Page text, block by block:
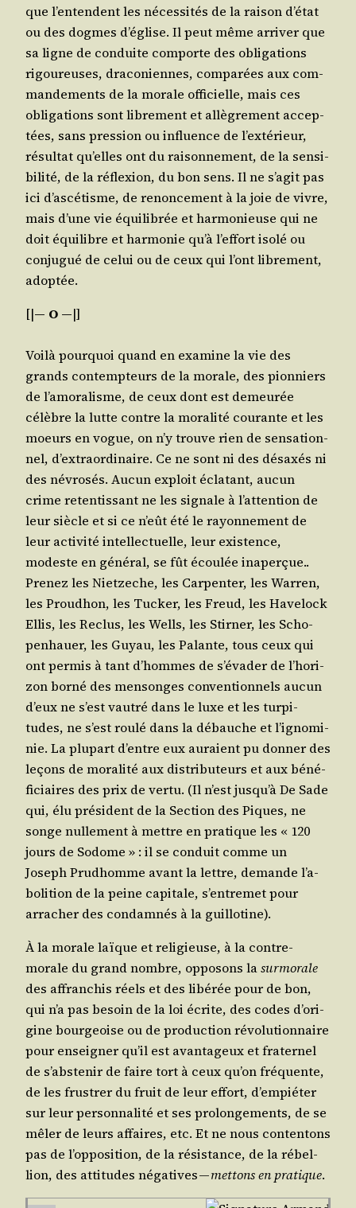
que l’en­tendent les néces­si­tés de la rai­son d’é­tat
ou des dogmes d’é­glise. Il peut même arri­ver que
sa ligne de conduite com­porte des obli­ga­tions
rigou­reuses, dra­co­niennes, com­pa­rées aux com­
man­de­ments de la morale offi­cielle, mais ces
obli­ga­tions sont libre­ment et allè­gre­ment accep­
tées, sans pres­sion ou influence de l’ex­té­rieur,
résul­tat qu’elles ont du rai­son­ne­ment, de la sen­si­
bi­li­té, de la réflexion, du bon sens. Il ne s’a­git pas
ici d’as­cé­tisme, de renon­ce­ment à la joie de vivre,
mais d’une vie équi­li­brée et har­mo­nieuse qui ne
doit équi­libre et har­mo­nie qu’à l’ef­fort iso­lé ou
conju­gué de celui ou de ceux qui l’ont libre­ment,
adoptée.
[|― O ―|]
Voi­là pour­quoi quand en exa­mine la vie des
grands contemp­teurs de la morale, des pion­niers
de l’a­mo­ra­lisme, de ceux dont est demeu­rée
célèbre la lutte contre la mora­li­té cou­rante et les
moeurs en vogue, on n’y trouve rien de sen­sa­tion­
nel, d’ex­tra­or­di­naire. Ce ne sont ni des désaxés ni
des névro­sés. Aucun exploit écla­tant, aucun
crime reten­tis­sant ne les signale à l’at­ten­tion de
leur siècle et si ce n’eût été le rayon­ne­ment de
leur acti­vi­té intel­lec­tuelle, leur exis­tence,
modeste en géné­ral, se fût écou­lée inaper­çue..
Pre­nez les Niet­zeche, les Car­pen­ter, les War­ren,
les Prou­dhon, les Tucker, les Freud, les Have­lock
Ellis, les Reclus, les Wells, les Stir­ner, les Scho­
pen­hauer, les Guyau, les Palante, tous ceux qui
ont per­mis à tant d’hommes de s’é­va­der de l’ho­ri­
zon bor­né des men­songes conven­tion­nels aucun
d’eux ne s’est vau­tré dans le luxe et les tur­pi­
tudes, ne s’est rou­lé dans la débauche et l’i­gno­mi­
nie. La plu­part d’entre eux auraient pu don­ner des
leçons de mora­li­té aux dis­tri­bu­teurs et aux béné­
fi­ciaires des prix de ver­tu. (Il n’est jus­qu’à De Sade
qui, élu pré­sident de la Sec­tion des Piques, ne
songe nul­le­ment à mettre en pra­tique les « 120
jours de Sodome » : il se conduit comme un
Joseph Prud­homme avant la lettre, demande l’a­
bo­li­tion de la peine capi­tale, s’en­tre­met pour
arra­cher des condam­nés à la guillotine).
À la morale laïque et reli­gieuse, à la contre-
morale du grand nombre, oppo­sons lasur­mo­rale
des affran­chis réels et des libé­rée pour de bon,
qui n’a pas besoin de la loi écrite, des codes d’o­ri­
gine bour­geoise ou de pro­duc­tion révo­lu­tion­naire
pour ensei­gner qu’il est avan­ta­geux et fra­ter­nel
de s’abs­te­nir de faire tort à ceux qu’on fré­quente,
de les frus­trer du fruit de leur effort, d’empiéter
sur leur per­son­na­li­té et ses pro­lon­ge­ments, de se
mêler de leurs affaires, etc. Et ne nous conten­tons
pas de l’op­po­si­tion, de la résis­tance, de la rébel­
lion, des atti­tudes néga­tives —met­tons en pra­tique.